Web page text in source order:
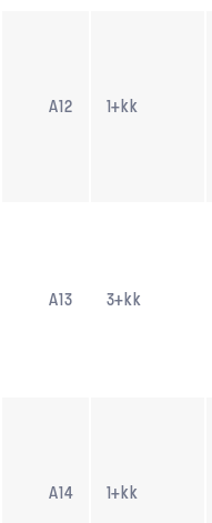
A12 1+kk
A13 3+kk
A14 1+kk